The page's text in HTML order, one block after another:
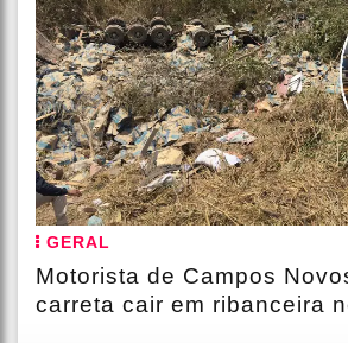
GERAL
Motorista de Campos
carreta cair em ribanceira